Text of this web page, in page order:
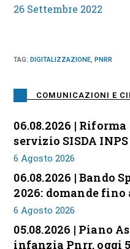
26 Settembre 2022
TAG: DIGITALIZZAZIONE, PNRR
COMUNICAZIONI E
06.08.2026 |
servizio SISDA
6 Agosto 2026
06.08.2026 | Bando
2026: domande fino
6 Agosto 2026
05.08.2026 | Piano
infanzia Pnrr, oggi